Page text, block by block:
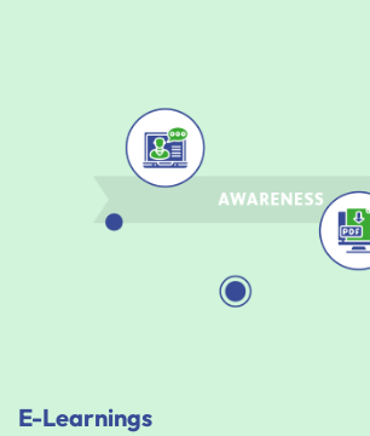
E-Learnings